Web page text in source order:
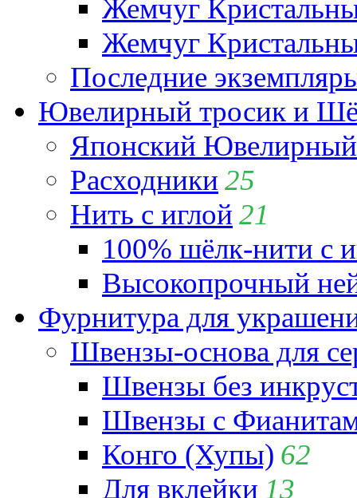
Жемчуг
Жемчуг
Последние
Ювелирный тросик и
Японский
Расходники 25
Нить с иглой 21
100% шёлк-нити с
Высокопрочный
Фурнитура для
Швензы-основа для
Швензы без
Швензы с
Конго (Хупы) 62
Для вклейки 13